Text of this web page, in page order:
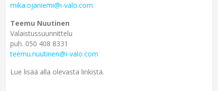
mika.ojaniemi@i-valo.com
Teemu Nuutinen
Valaistussuunnittelu
puh. 050 408 8331
teemu.nuutinen@i-valo.com
Lue lisää alla olevasta linkistä.